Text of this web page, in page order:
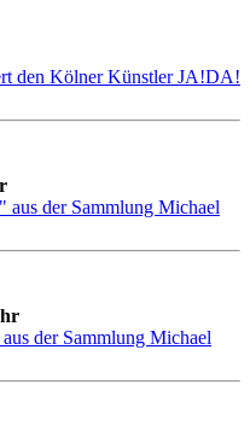
den Kölner Künstler JA!DA!
aus der Sammlung Michael
der Sammlung Michael